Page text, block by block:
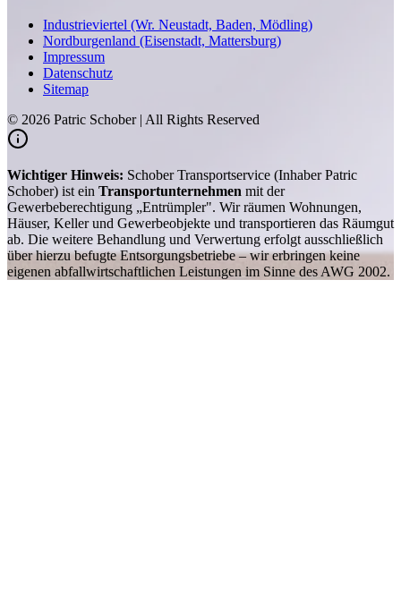
Industrieviertel (Wr. Neustadt, Baden, Mödling)
Nordburgenland (Eisenstadt, Mattersburg)
Impressum
Datenschutz
Sitemap
© 2026 Patric Schober | All Rights Reserved
Wichtiger Hinweis: Schober Transportservice (Inhaber Patric
Schober) ist ein Transportunternehmen mit der
Gewerbeberechtigung „Entrümpler". Wir räumen Wohnungen,
Häuser, Keller und Gewerbeobjekte und transportieren das Räumgut
ab. Die weitere Behandlung und Verwertung erfolgt ausschließlich
über hierzu befugte Entsorgungsbetriebe – wir erbringen keine
eigenen abfallwirtschaftlichen Leistungen im Sinne des AWG 2002.